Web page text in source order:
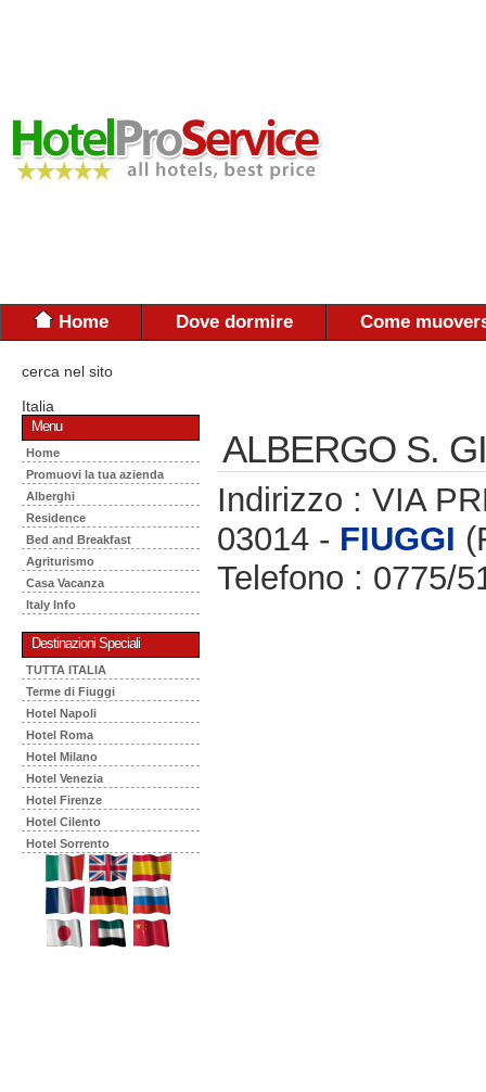
Home Dove dormire Come
cerca nel sito
Italia
Menu
Home
Promuovi la tua azienda
Alberghi
Residence
Bed and Breakfast
Agriturismo
Casa Vacanza
Italy Info
Destinazioni Speciali
TUTTA ITALIA
Terme di Fiuggi
Hotel Napoli
Hotel Roma
Hotel Milano
Hotel Venezia
Hotel Firenze
Hotel Cilento
Hotel Sorrento
ALBERGO S.
Indirizzo : VIA
03014 - FIUGGI
Telefono : 0775/